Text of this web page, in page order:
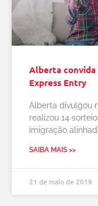
Alberta convida
Express Entry
Alberta divulgou
realizou 14
imigração
SAIBA MAIS >>
21 de maio de 2019